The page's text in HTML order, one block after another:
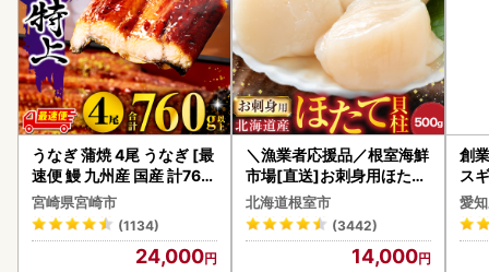
うなぎ 蒲焼 4尾 うなぎ [最
速便 鰻 九州産 国産 計760
g以上]
宮崎県宮崎市
(1134)
24,000
＼漁業者応援品／根室海鮮
市場[直送]お刺身用ほたて
貝柱500g A-28002
北海道根室市
(3442)
14,000
創
ス
み
惣
ン
愛